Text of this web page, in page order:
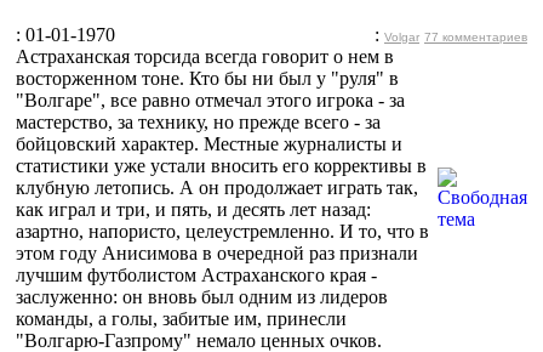
: 01-01-1970 : Volgar 77 комментариев
Астраханская торсида всегда говорит о нем в
восторженном тоне. Кто бы ни был у "руля" в
"Волгаре", все равно отмечал этого игрока - за
мастерство, за технику, но прежде всего - за
бойцовский характер. Местные журналисты и
статистики уже устали вносить его коррективы в
клубную летопись. А он продолжает играть так,
как играл и три, и пять, и десять лет назад:
азартно, напористо, целеустремленно. И то, что в
этом году Анисимова в очередной раз признали
лучшим футболистом Астраханского края -
заслуженно: он вновь был одним из лидеров
команды, а голы, забитые им, принесли
"Волгарю-Газпрому" немало ценных очков.